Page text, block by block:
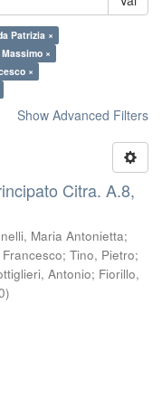
Patrizia ×
×
×
Show Advanced Filters
Citra. A.8,
Maria Antonietta;
; Tino, Pietro;
Antonio; Fiorillo,
)